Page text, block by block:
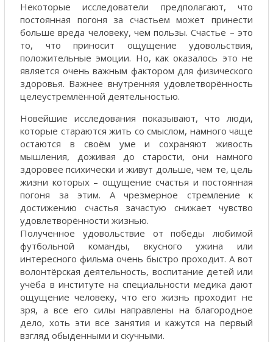
Некоторые исследователи предполагают, что
постоянная погоня за счастьем может принести
больше вреда человеку, чем пользы. Счастье – это
то, что приносит ощущение удовольствия,
положительные эмоции. Но, как оказалось это не
является очень важным фактором для физического
здоровья. Важнее внутренняя удовлетворённость
целеустремлённой деятельностью.
Новейшие исследования показывают, что люди,
которые стараются жить со смыслом, намного чаще
остаются в своём уме и сохраняют живость
мышления, доживая до старости, они намного
здоровее психически и живут дольше, чем те, цель
жизни которых – ощущение счастья и постоянная
погоня за этим. А чрезмерное стремление к
достижению счастья зачастую снижает чувство
удовлетворённости жизнью.
Полученное удовольствие от победы любимой
футбольной команды, вкусного ужина или
интересного фильма очень быстро проходит. А вот
волонтёрская деятельность, воспитание детей или
учёба в институте на специальности медика дают
ощущение человеку, что его жизнь проходит не
зря, а все его силы направлены на благородное
дело, хоть эти все занятия и кажутся на первый
взгляд обыденными и скучными.